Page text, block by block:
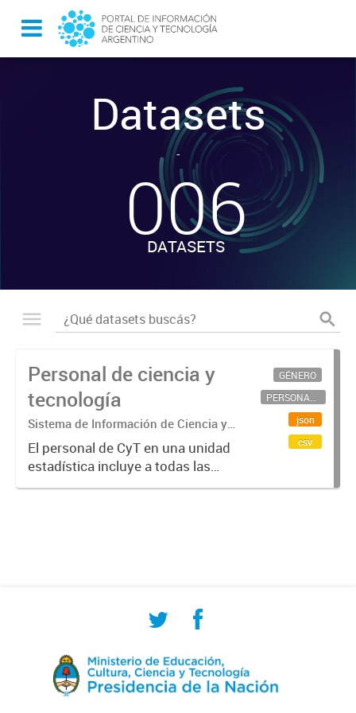
Datasets
-
006
DATASETS
Personal de ciencia y
tecnología
Sistema de Información de Ciencia y
Tecnología Argentino (SICYTAR)
El personal de CyT en una unidad
estadística incluye a todas las
personas involucradas
GÉNERO
PERSONAL CIENTÍFICO-TECNOLÓGICO
json
csv